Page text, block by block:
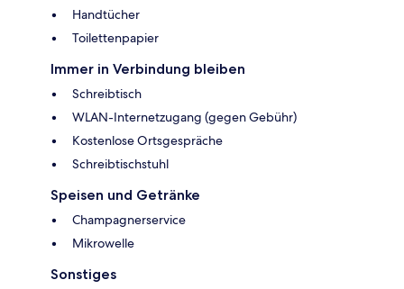
Handtücher
Toilettenpapier
Immer in Verbindung bleiben
Schreibtisch
WLAN-Internetzugang (gegen Gebühr)
Kostenlose Ortsgespräche
Schreibtischstuhl
Speisen und Getränke
Champagnerservice
Mikrowelle
Sonstiges